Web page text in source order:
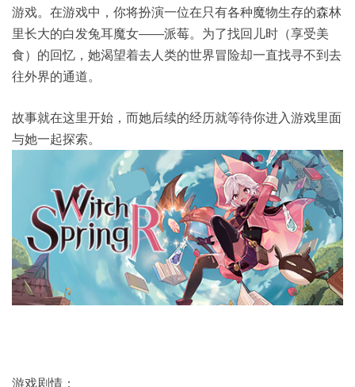
游戏。在游戏中，你将扮演一位在只有各种魔物生存的森林
里长大的白发兔耳魔女——派莓。为了找回儿时（享受美
食）的回忆，她渴望着去人类的世界冒险却一直找寻不到去
往外界的通道。
故事就在这里开始，而她后续的经历就等待你进入游戏里面
与她一起探索。
游戏剧情：